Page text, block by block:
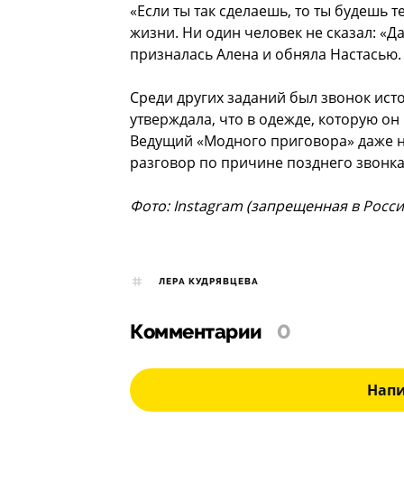
«Если ты так сделаешь, то ты будешь
жизни. Ни один человек не сказал:
призналась Алена и обняла
Среди других заданий был звонок
утверждала, что в одежде, которую
Ведущий «Модного приговора» даже
разговор по причине позднего
Фото: Instagram (запрещенная в
ЛЕРА КУДРЯВЦЕВА
Комментарии 0